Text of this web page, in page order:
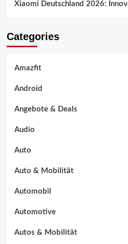
Xiaomi Deutschland 2026:
Categories
Amazfit
Android
Angebote & Deals
Audio
Auto
Auto & Mobilität
Automobil
Automotive
Autos & Mobilität